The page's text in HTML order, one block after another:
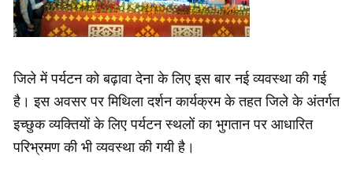
जिले में पर्यटन को बढ़ावा देना के लिए इस बार नई व्यवस्था की गई
है। इस अवसर पर मिथिला दर्शन कार्यक्रम के तहत जिले के अंतर्गत
इच्छुक व्यक्तियों के लिए पर्यटन स्थलों का भुगतान पर आधारित
परिभ्रमण की भी व्यवस्था की गयी है।